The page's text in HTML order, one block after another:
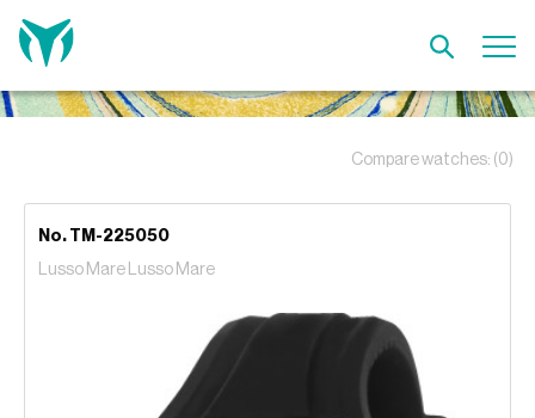
Compare watches: (0)
No. TM-225050
Lusso Mare Lusso Mare